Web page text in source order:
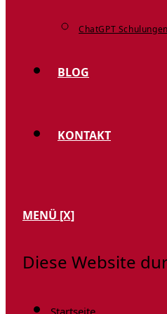
ChatGPT Schulungen
BLOG
KONTAKT
MENÜ [X]
Diese Website
Startseite